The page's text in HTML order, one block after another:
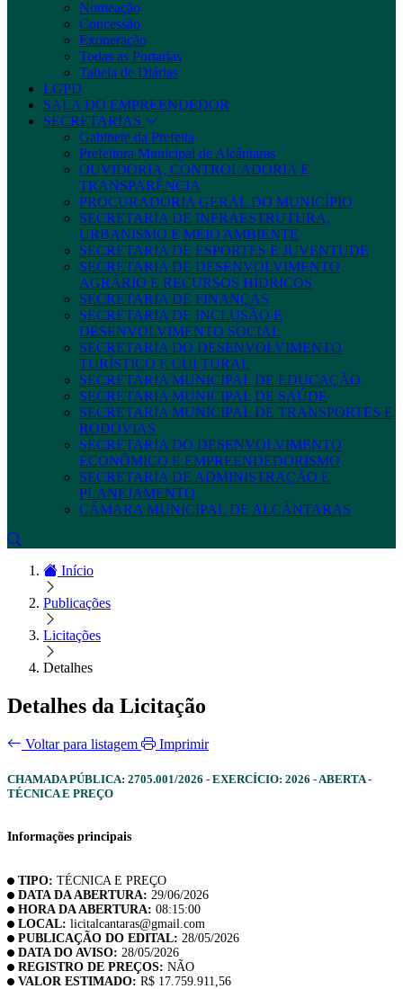
Nomeação
Concessão
Exoneração
Todas as Portarias
Tabela de Diárias
LGPD
SALA DO EMPREENDEDOR
SECRETARIAS
Gabinete da Prefeita
Prefeitura Municipal de Alcântaras
OUVIDORIA, CONTROLADORIA E
TRANSPARÊNCIA
PROCURADORIA GERAL DO MUNICÍPIO
SECRETARIA DE INFRAESTRUTURA,
URBANISMO E MEIO AMBIENTE
SECRETARIA DE ESPORTES E JUVENTUDE
SECRETARIA DE DESENVOLVIMENTO
AGRÁRIO E RECURSOS HÍDRICOS
SECRETARIA DE FINANÇAS
SECRETARIA DE INCLUSÃO E
DESENVOLVIMENTO SOCIAL
SECRETARIA DO DESENVOLVIMENTO
TURÍSTICO E CULTURAL
SECRETARIA MUNICIPAL DE EDUCAÇÃO
SECRETARIA MUNICIPAL DE SAÚDE
SECRETARIA MUNICIPAL DE TRANSPORTES E
RODOVIAS
SECRETARIA DO DESENVOLVIMENTO
ECONÔMICO E EMPREENDEDORISMO
SECRETARIA DE ADMINISTRAÇÃO E
PLANEJAMENTO
CÂMARA MUNICIPAL DE ALCÂNTARAS
Início
Publicações
Licitações
Detalhes
Detalhes da Licitação
Voltar para listagem Imprimir
CHAMADA PÚBLICA: 2705.001/2026 - EXERCÍCIO: 2026 - ABERTA -
TÉCNICA E PREÇO
Informações principais
TIPO: TÉCNICA E PREÇO
DATA DA ABERTURA: 29/06/2026
HORA DA ABERTURA: 08:15:00
LOCAL: licitalcantaras@gmail.com
PUBLICAÇÃO DO EDITAL: 28/05/2026
DATA DO AVISO: 28/05/2026
REGISTRO DE PREÇOS: NÃO
VALOR ESTIMADO: R$ 17.759.911,56